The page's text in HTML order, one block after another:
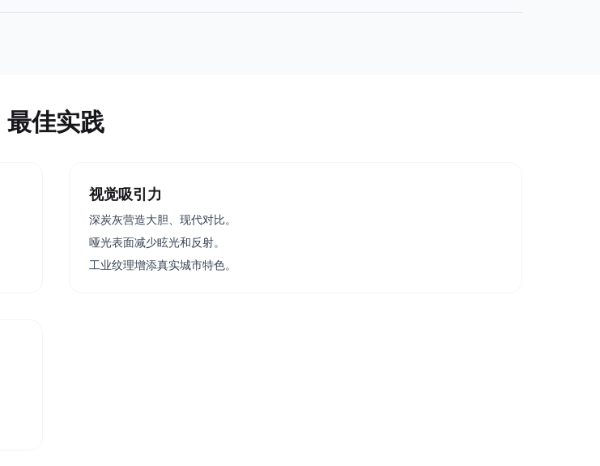
最佳实践
视觉吸引力
深炭灰营造大胆、现代对比。
哑光表面减少眩光和反射。
工业纹理增添真实城市特色。